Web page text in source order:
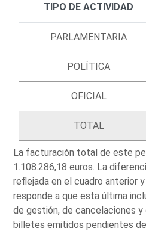
TIPO DE ACTIVIDAD
PARLAMENTARIA
POLÍTICA
OFICIAL
TOTAL
La facturación total de este
1.108.286,18 euros. La
reflejada en el cuadro anterior
responde a que esta última
de gestión, de cancelaciones
billetes emitidos pendientes